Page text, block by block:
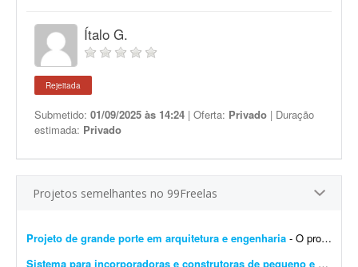
Ítalo G.
Rejeitada
Submetido: 01/09/2025 às 14:24 | Oferta: Privado | Duração
estimada: Privado
Projetos semelhantes no 99Freelas
Projeto de grande porte em arquitetura e engenharia - O profissional participará do desenvolvimento, análise e acompanhamento de projetos, contribuindo tecnicamente para a execução das demandas e garantindo qualidade, preci...
Sistema para incorporadoras e construtoras de pequeno e médio porte